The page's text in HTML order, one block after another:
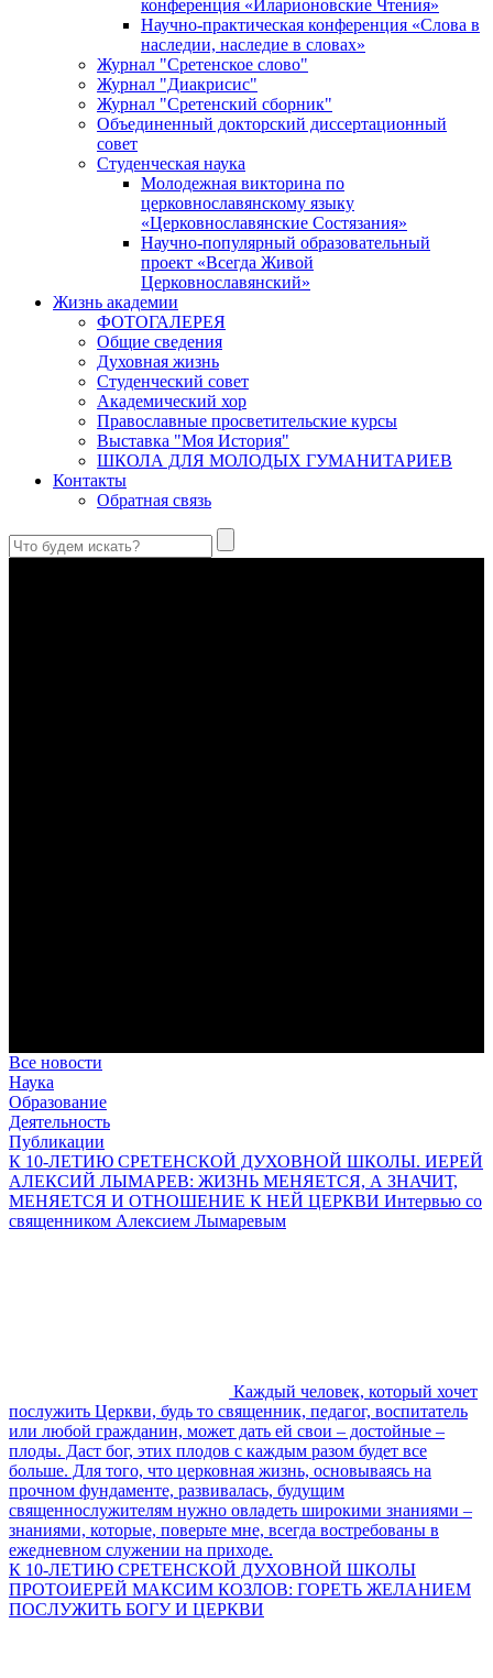
конференция «Иларионовские Чтения»
Научно-практическая конференция «Cлова в
наследии, наследие в словах»
Журнал "Сретенское слово"
Журнал "Диакрисис"
Журнал "Сретенский сборник"
Объединенный докторский диссертационный
совет
Студенческая наука
Молодежная викторина по
церковнославянскому языку
«Церковнославянские Состязания»
Научно-популярный образовательный
проект «Всегда Живой
Церковнославянский»
Жизнь академии
ФОТОГАЛЕРЕЯ
Общие сведения
Духовная жизнь
Студенческий совет
Академический хор
Православные просветительские курсы
Выставка "Моя История"
ШКОЛА ДЛЯ МОЛОДЫХ ГУМАНИТАРИЕВ
Контакты
Обратная связь
Все новости
Наука
Образование
Деятельность
Публикации
К 10-ЛЕТИЮ СРЕТЕНСКОЙ ДУХОВНОЙ ШКОЛЫ. ИЕРЕЙ
АЛЕКСИЙ ЛЫМАРЕВ: ЖИЗНЬ МЕНЯЕТСЯ, А ЗНАЧИТ,
МЕНЯЕТСЯ И ОТНОШЕНИЕ К НЕЙ ЦЕРКВИ Интервью со
священником Алексием Лымаревым
Каждый человек, который хочет
послужить Церкви, будь то священник, педагог, воспитатель
или любой гражданин, может дать ей свои – достойные –
плоды. Даст бог, этих плодов с каждым разом будет все
больше. Для того, что церковная жизнь, основываясь на
прочном фундаменте, развивалась, будущим
священнослужителям нужно овладеть широкими знаниями –
знаниями, которые, поверьте мне, всегда востребованы в
ежедневном служении на приходе.
К 10-ЛЕТИЮ СРЕТЕНСКОЙ ДУХОВНОЙ ШКОЛЫ
ПРОТОИЕРЕЙ МАКСИМ КОЗЛОВ: ГОРЕТЬ ЖЕЛАНИЕМ
ПОСЛУЖИТЬ БОГУ И ЦЕРКВИ